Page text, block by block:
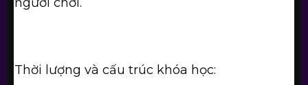
Thời lượng và cấu trúc khóa học: